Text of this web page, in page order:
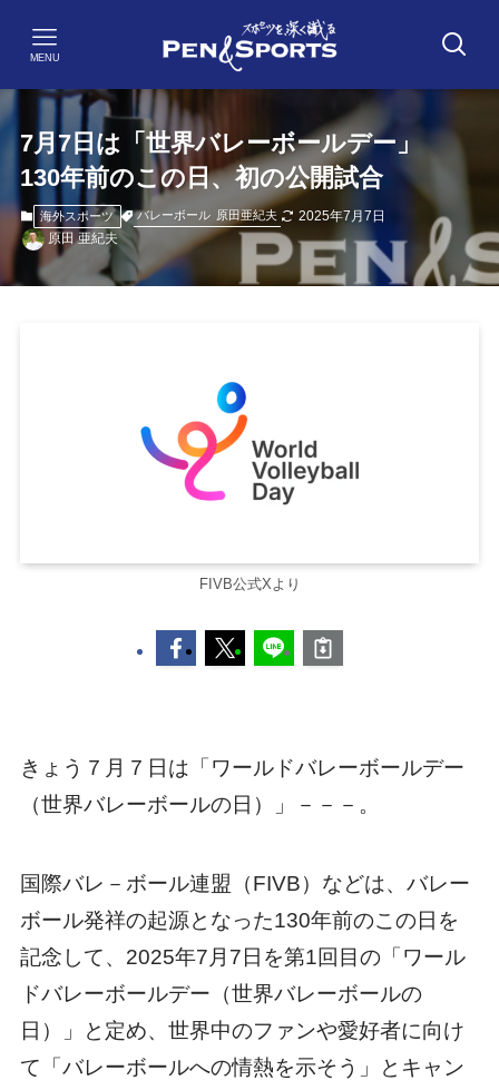
MENU
7月7日は「世界バレーボールデー」
130年前のこの日、初の公開試合
海外スポーツ バレーボール 原田亜紀夫
2025年7月7日
原田 亜紀夫
FIVB公式Xより
きょう７月７日は「ワールドバレーボールデー
（世界バレーボールの日）」－－－。
国際バレ－ボール連盟（FIVB）などは、バレー
ボール発祥の起源となった130年前のこの日を
記念して、2025年7月7日を第1回目の「ワール
ドバレーボールデー（世界バレーボールの
日）」と定め、世界中のファンや愛好者に向け
て「バレーボールへの情熱を示そう」とキャン